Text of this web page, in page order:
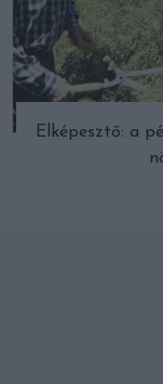
Elképesztő: a